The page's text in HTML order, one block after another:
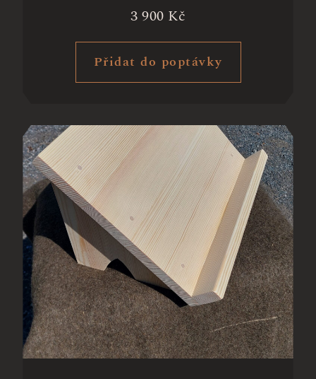
3 900 Kč
Přidat do poptávky